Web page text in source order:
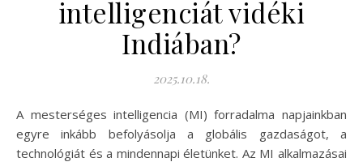
intelligenciát vidéki
Indiában?
2025.10.18.
A mesterséges intelligencia (MI) forradalma napjainkban
egyre inkább befolyásolja a globális gazdaságot, a
technológiát és a mindennapi életünket. Az MI alkalmazásai